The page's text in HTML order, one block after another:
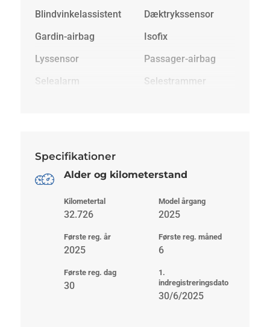
Blindvinkelassistent
Dæktrykssensor
Gardin-airbag
Isofix
Lyssensor
Passager-airbag
Selealarm
Selestrammer
Specifikationer
Alder og kilometerstand
Kilometertal
32.726
Model årgang
2025
Første reg. år
2025
Første reg. måned
6
Første reg. dag
30
1.
indregistreringsdato
30/6/2025